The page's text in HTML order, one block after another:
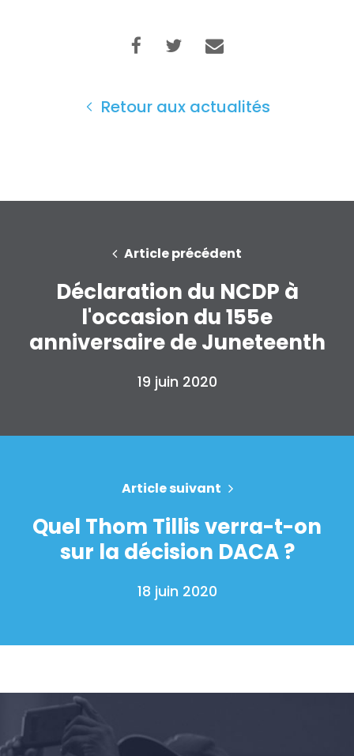
Presse
Action
Vote
Retour aux actualités
Article précédent
Déclaration du NCDP à
l'occasion du 155e
anniversaire de Juneteenth
19 juin 2020
Article suivant
Quel Thom Tillis verra-t-on
sur la décision DACA ?
18 juin 2020